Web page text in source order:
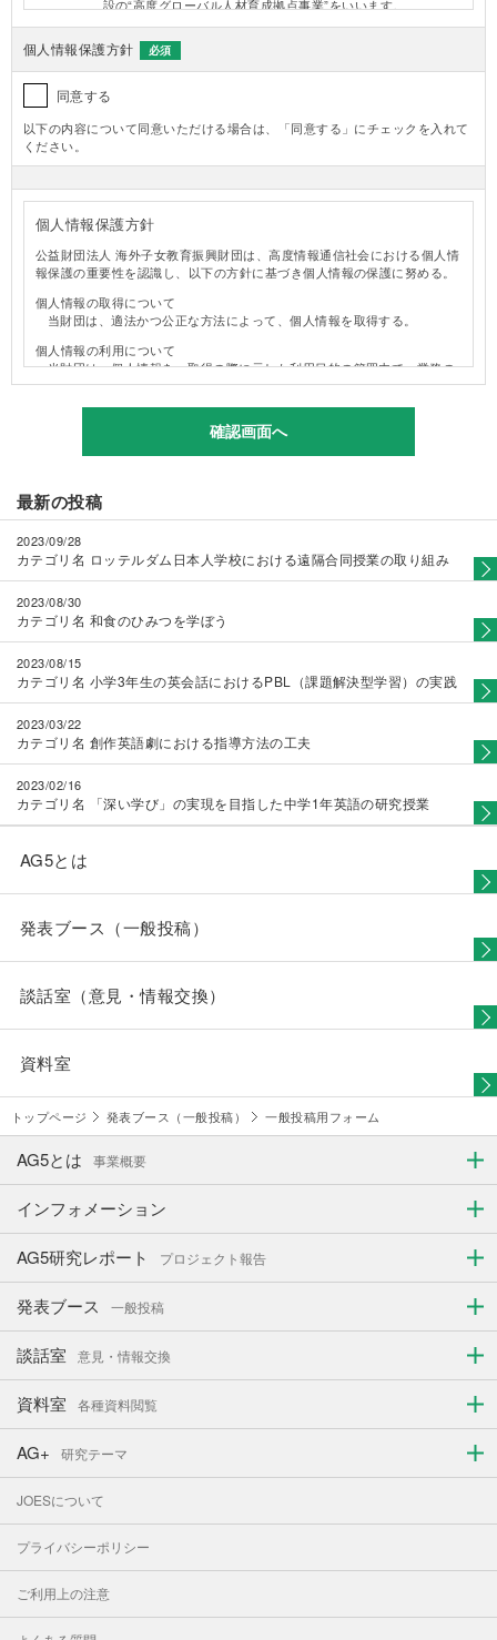
設の“高度グローバル人材育成拠点事業”をいいます。
（４）「本サイト」とは、財団がAG5の取組やその成果を日本国内外
の教育施設へ周知・普及することにより、国内外の教育施設に
おけるグローバル人材の育成を図ることを目的として開設し、
管理運営するポータルサイト“日本人学校・補習授業校応援サ
（５）「本ページ」とは、本サイト内の“発表ブース”ページをいいま
第２条 本ページは、次条に定める投稿資格を有する方による教育実践の
等）を紹介し、日本国内外の邦人・日系人その他の子女の教育の質の向上
を図ることを目的としています。
（投稿資格）
第３条 本ページへの投稿資格は以下のとおりとします。
（１）教員免許状を所持し、現職教員の方
（２）教員免許状を所持していないが、現在教職に就いている方
（３）現在は教職に就いてはいないが、教育の実践経験のある方
（４）その他教育関係者の方
２．事務局は、投稿者に対し、必要に応じて、投稿資格を有しているこ
（１）「氏名」「カナ」
本ページは実名での投稿をお願いいたします。
本ページでも当該通称を使用することができるものとします。
（２）「学校名または所属団体名」「肩書き」
現在、学校や団体に所属されていない方は、「学校名または所
属団体名」欄に過去の勤務校(団体)名を入力し、「肩書き」欄
（３）住所
学校や団体に所属されていない方は、ご自宅の住所を入力して
ください。
（４）「電話番号」「メールアドレス」
（５）「記事タイトル」「概要文」
指定の文字数以内で入力してください。
（７）「メインビジュアル用画像」
（８）「本文挿入用画像」
い。
ダウンロード用として提供したい参考資料がある場合は、PDF
２．本ページへの投稿に際しては、必ず本規程および個人情報保護方針
をよく読み、内容を確認してください。投稿ボタンの押下をもって、こ
れらに同意したものとみなします。
（注意事項）
第５条 本ページに投稿いただいた情報は、事務局にて内容を確認し、掲
載基準を満たしたもののみ公開いたします。
２．本ページに投稿いただける取組事例は、投稿者自身のものに限りま
す。引用や参考を行う場合は、必ず当該部分を明確にし、出典を明示し
てください。
３．事務局は、投稿者に対し、内容または表現等について、修正をお願
て、加除修正を行うことがあります。
５．投稿の内容が閲覧者に誤解を与えるおそれがあると考えられる場合
には、掲載コメントの後ろに事務局からのコメントを付記する場合があ
ります。
（禁止行為）
第６条 投稿にあたり、以下の行為は禁止します。これに該当すると事務
局が判断した場合、当該投稿は掲載せず、または削除します。
（１）他人を誹謗中傷し、差別し、または他人の名誉もしくは信用を
毀損すること。
（２）他人の秘密を漏洩し、またはプライバシーを侵害すること。
（３）著作権・肖像権その他他人の権利利益を侵害すること。
（６）わいせつ・暴力・脅迫等、公序良俗に反すること。
（７）特定の宗教・教派・教団を支持または批判をすること。
（８）営利を目的とすること。
（著作権）
第７条 投稿文にかかる著作権は、原則として投稿者に帰属するものとし
ます。
２．投稿者は、財団に対し、投稿文にかかる著作権について、無償で非
個人情報保護方針 必須
同意する
以下の内容について同意いただける場合は、「同意する」にチェックを入れて
ください。
個人情報保護方針
公益財団法人 海外子女教育振興財団は、高度情報通信社会における個人情
報保護の重要性を認識し、以下の方針に基づき個人情報の保護に努める。
個人情報の取得について
当財団は、適法かつ公正な方法によって、個人情報を取得する。
個人情報の利用について
当財団は、個人情報を、取得の際に示した利用目的の範囲内で、業務の
遂行上必要な限りにおいて利用する。
当財団は、個人情報を第三者との間で共同利用し、または個人情報の取
扱いを第三者に委託する場合には、当該第三者につき厳正な調査を行っ
たうえ、秘密を保持させるために、適正な管理・監督を行う。
得ることなく、第三者に提供しない。
個人情報の管理について
当財団は、個人情報の正確性を保ち、これを安全に管理する。
当財団は、個人情報の紛失、破壊、改竄および漏洩等を防止するため、
不正アクセス、コンピュータウイルス等に対する適正な情報保護対策を
講じる。
当財団は、個人情報を持ち出し、外部へ送信する等により漏洩させな
い。
個人情報の開示・訂正・利用停止・削除について
当財団は、本人が自己の個人情報について、開示・訂正・利用停止・削
除等を求める権利を有していることを確認し、これらの要求がある場合
には、異議なく速やかに対応する。
組織・体制
う。
当財団は、役員および職員に対し、個人情報の保護および適正な管理方
法についての研修を行い、日常業務における個人情報の適正な取扱いを
個人情報保護に関する規程・規則等の策定・実施・維持・改善
当財団は、本方針を実行するため、個人情報保護に関する規程・規則等
持し、継続的に改善する。
最新の投稿
2023/09/28
カテゴリ名 ロッテルダム日本人学校における遠隔合同授業の取り組み
2023/08/30
カテゴリ名 和食のひみつを学ぼう
2023/08/15
カテゴリ名 小学3年生の英会話におけるPBL（課題解決型学習）の実践
2023/03/22
カテゴリ名 創作英語劇における指導方法の工夫
2023/02/16
カテゴリ名 「深い学び」の実現を目指した中学1年英語の研究授業
AG5とは
発表ブース（一般投稿）
談話室（意見・情報交換）
資料室
トップページ 発表ブース（一般投稿） 一般投稿用フォーム
AG5とは 事業概要
インフォメーション
AG5研究レポート プロジェクト報告
発表ブース 一般投稿
談話室 意見・情報交換
資料室 各種資料閲覧
AG+ 研究テーマ
JOESについて
プライバシーポリシー
ご利用上の注意